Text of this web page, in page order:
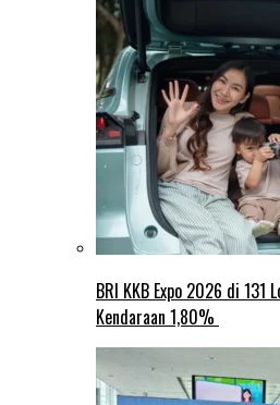
BRI KKB Expo 2026 di 131
Kendaraan 1,80%